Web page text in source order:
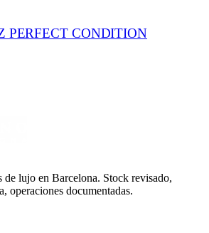
PERFECT CONDITION
de lujo en Barcelona. Stock revisado,
operaciones documentadas.